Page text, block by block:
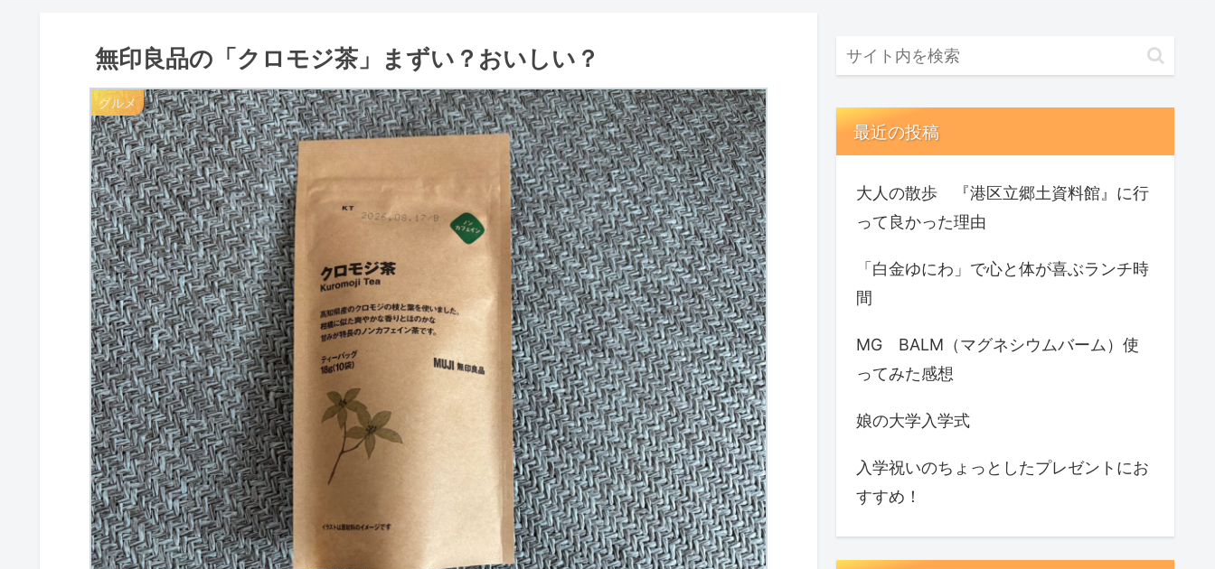
無印良品の「クロモジ茶」まずい？おいしい？
グルメ
最近の投稿
大人の散歩 『港区立郷土資料館』に行
って良かった理由
「白金ゆにわ」で心と体が喜ぶランチ時
間
MG BALM（マグネシウムバーム）使
ってみた感想
娘の大学入学式
入学祝いのちょっとしたプレゼントにお
すすめ！